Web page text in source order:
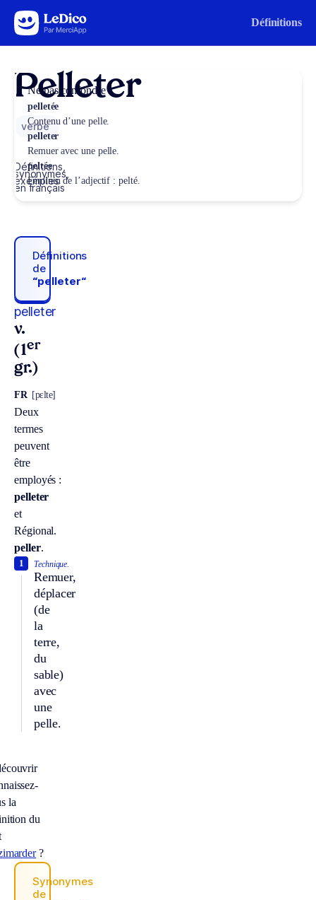
Aller au contenu Définitions
Pelleter
verbe
Définitions,
synonymes,
exemples
en français
Définitions
de
“pelleter“
pelleter
v.
(1er
gr.)
FR [pɛlte]
Deux
termes
peuvent
être
employés :
pelleter
et
Régional.
peller.
Technique.
Remuer,
déplacer
(de
la
terre,
du
sable)
avec
une
pelle.
1
la
du
?
Synonymes
de
Ne pas confondre
pelletée
Contenu d’une pelle.
pelleter
Remuer avec une pelle.
peltée
Féminin de l’adjectif : pelté.